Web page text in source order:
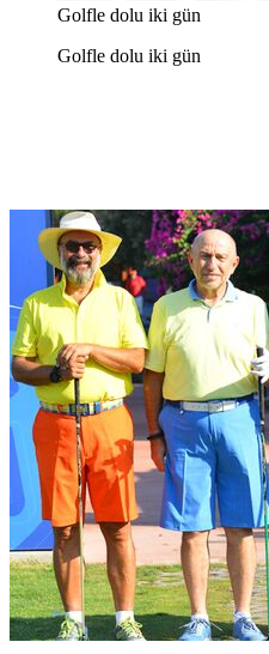
Golfle dolu iki gün
Golfle dolu iki gün